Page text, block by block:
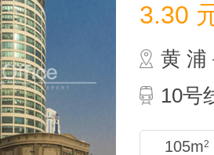
3.30
黄 浦
10号
105m2